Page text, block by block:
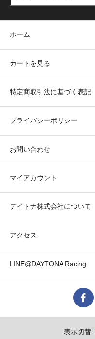
ホーム
カートを見る
特定商取引法に基づく表記
プライバシーポリシー
お問い合わせ
マイアカウント
デイトナ株式会社について
アクセス
LINE@DAYTONA Racing
表示切替 :